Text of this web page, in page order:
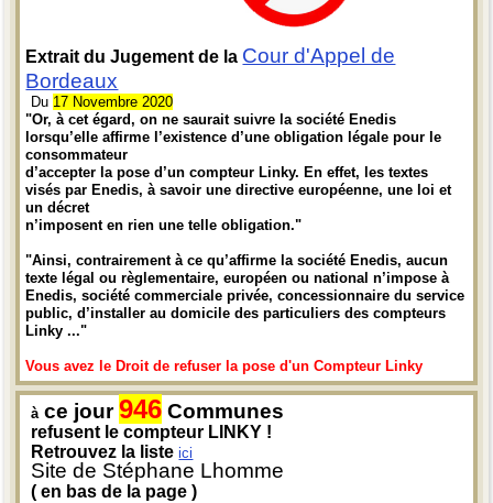
Extrait du Jugement de la Cour d'Appel de
Bordeaux
Du 17 Novembre 2020
"Or, à cet égard, on ne saurait suivre la société Enedis
lorsqu’elle affirme l’existence d’une obligation légale pour le
consommateur
d’accepter la pose d’un compteur Linky. En effet, les textes
visés par Enedis, à savoir une directive européenne, une loi et
un décret
n’imposent en rien une telle obligation."
"Ainsi, contrairement à ce qu’affirme la société Enedis, aucun
texte légal ou règlementaire, européen ou national n’impose à
Enedis, société commerciale privée, concessionnaire du service
public, d’installer au domicile des particuliers des compteurs
Linky ..."
Vous avez le Droit de refuser la pose d'un Compteur Linky
à ce jour946 Communes
refusent le compteur LINKY !
Retrouvez la listeici
Site de Stéphane Lhomme
( en bas de la page )